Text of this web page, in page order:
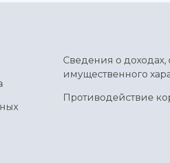
Сведения о доходах,
имущественного
Противодействие